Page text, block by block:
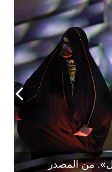
من المصدر
بطابع عالمي».